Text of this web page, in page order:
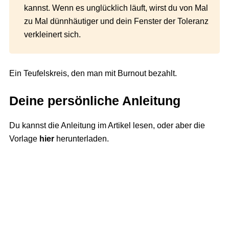
kannst. Wenn es unglücklich läuft, wirst du von Mal
zu Mal dünnhäutiger und dein Fenster der Toleranz
verkleinert sich.
Ein Teufelskreis, den man mit Burnout bezahlt.
Deine persönliche Anleitung
Du kannst die Anleitung im Artikel lesen, oder aber die
Vorlage hier herunterladen.